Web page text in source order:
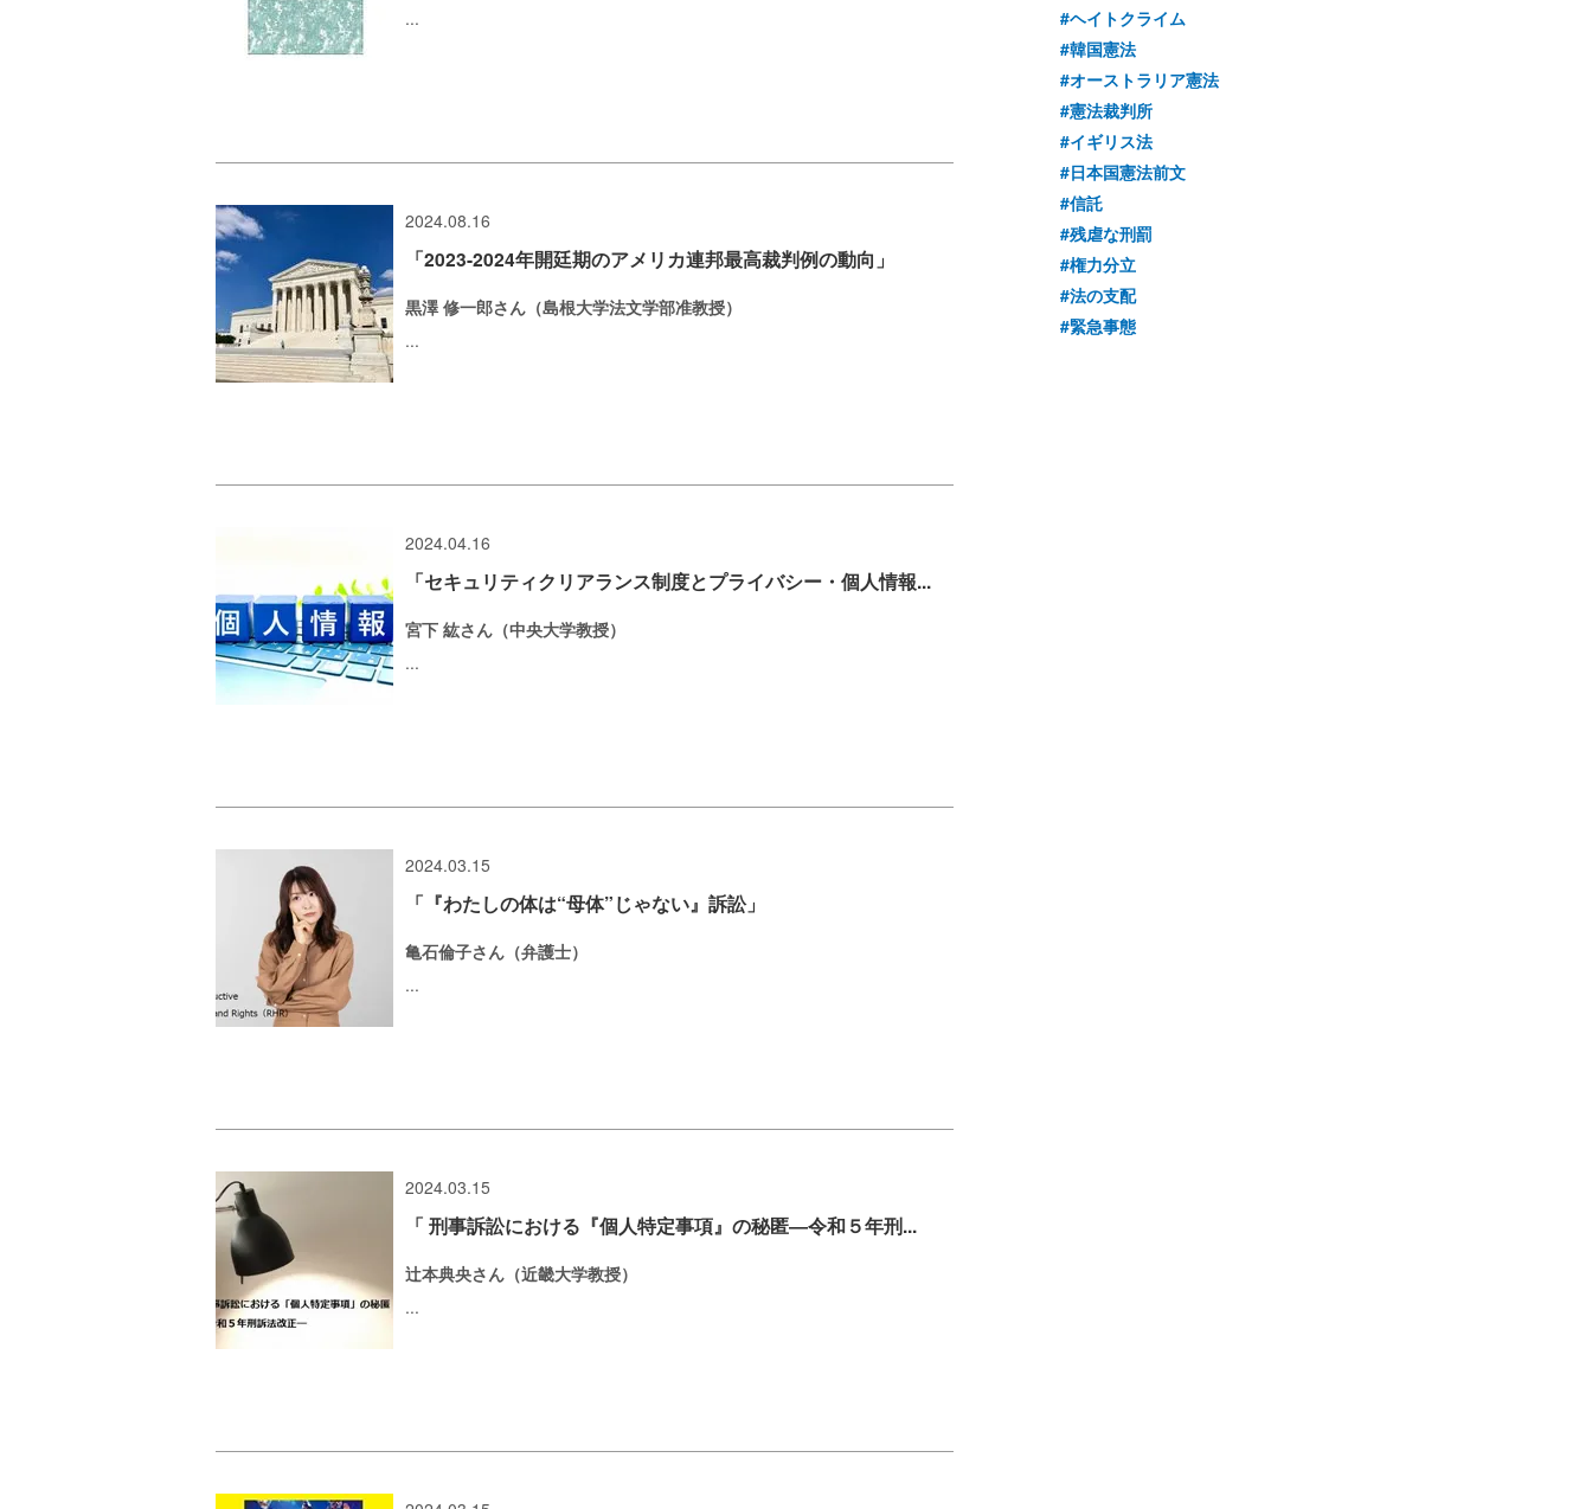
...
2024.08.16
「2023-2024年開廷期のアメリカ連邦最高裁判例の動向」
黒澤 修一郎さん（島根大学法文学部准教授）
...
2024.04.16
「セキュリティクリアランス制度とプライバシー・個人情報...
宮下 紘さん（中央大学教授）
...
2024.03.15
「『わたしの体は“母体”じゃない』訴訟」
亀石倫子さん（弁護士）
...
2024.03.15
「 刑事訴訟における『個人特定事項』の秘匿―令和５年刑...
辻本典央さん（近畿大学教授）
...
#ヘイトクライム
#韓国憲法
#オーストラリア憲法
#憲法裁判所
#イギリス法
#日本国憲法前文
#信託
#残虐な刑罰
#権力分立
#法の支配
#緊急事態